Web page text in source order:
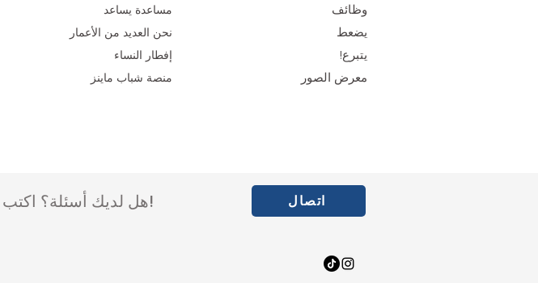
مساعدة يساعد
نحن العديد من الأعمار
إفطار النساء
منصة شباب ماينز
وظائف
يضعط
يتبرع!
معرض الصور
هل لديك أسئلة؟ اكتب لنا! اتصال